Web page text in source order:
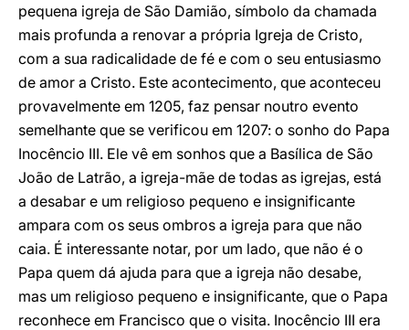
pequena igreja de São Damião, símbolo da chamada
mais profunda a renovar a própria Igreja de Cristo,
com a sua radicalidade de fé e com o seu entusiasmo
de amor a Cristo. Este acontecimento, que aconteceu
provavelmente em 1205, faz pensar noutro evento
semelhante que se verificou em 1207: o sonho do Papa
Inocêncio III. Ele vê em sonhos que a Basílica de São
João de Latrão, a igreja-mãe de todas as igrejas, está
a desabar e um religioso pequeno e insignificante
ampara com os seus ombros a igreja para que não
caia. É interessante notar, por um lado, que não é o
Papa quem dá ajuda para que a igreja não desabe,
mas um religioso pequeno e insignificante, que o Papa
reconhece em Francisco que o visita. Inocêncio III era